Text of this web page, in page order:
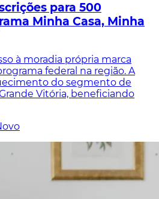
para 500
Minha Casa, Minha
à moradia própria marca
federal na região. A
do segmento de
Vitória, beneficiando